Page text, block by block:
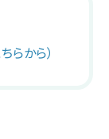
使い方
から）